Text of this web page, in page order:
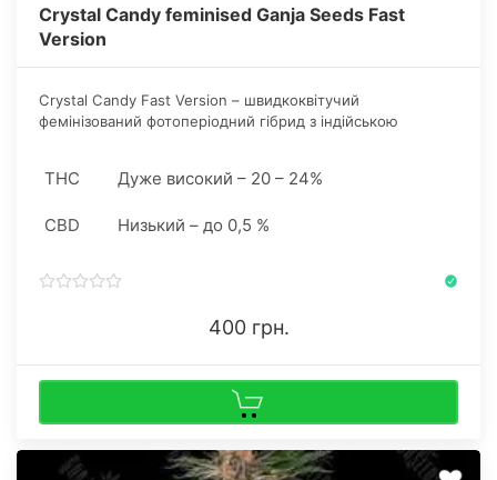
Crystal Candy feminised Ganja Seeds Fast
Version
Crystal Candy Fast Version – швидкоквітучий
фемінізований фотоперіодний гібрид з індійською
THC Дуже високий – 20 – 24%
CBD Низький – до 0,5 %
400 грн.